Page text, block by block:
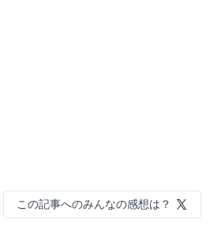
この記事へのみんなの感想は？